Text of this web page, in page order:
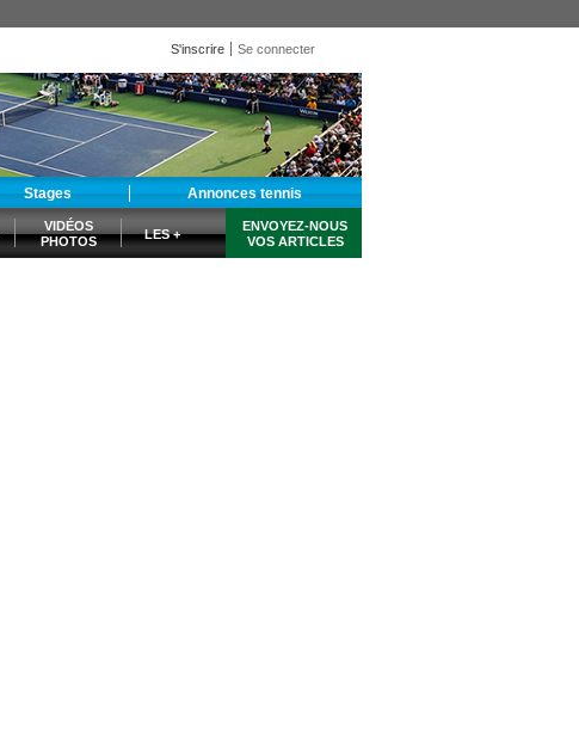
S'inscrire Se connecter
Stages Annonces tennis
VIDÉOS
PHOTOS
LES +
ENVOYEZ-NOUS
VOS ARTICLES